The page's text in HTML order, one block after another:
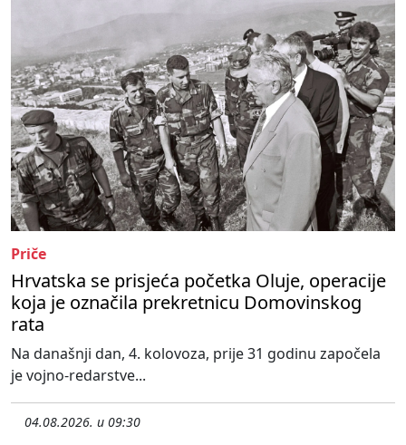
Priče
Hrvatska se prisjeća početka Oluje, operacije
koja je označila prekretnicu Domovinskog
rata
Na današnji dan, 4. kolovoza, prije 31 godinu započela
je vojno-redarstve...
04.08.2026. u 09:30